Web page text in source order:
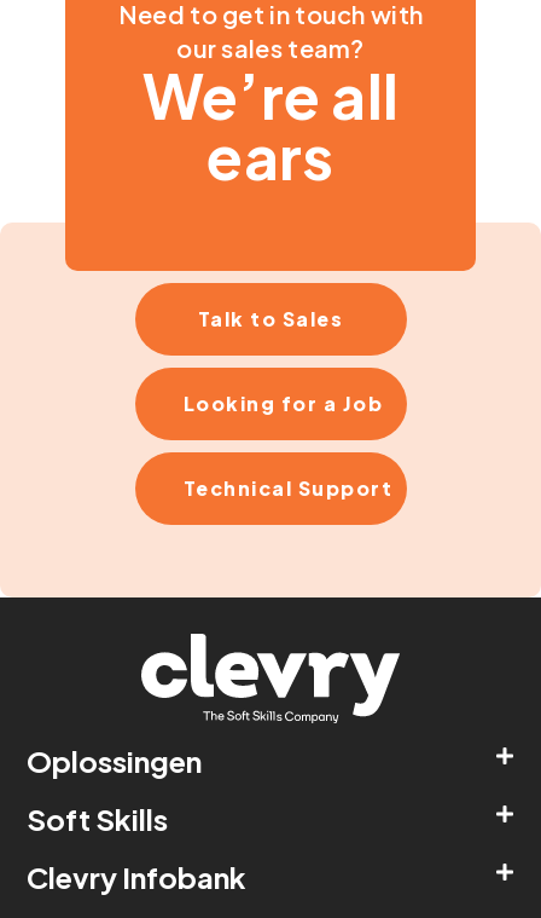
Need to get in touch with
our sales team?
We’re all
ears
Talk to Sales
Looking for a Job
Technical Support
Oplossingen
Soft Skills
Clevry Infobank